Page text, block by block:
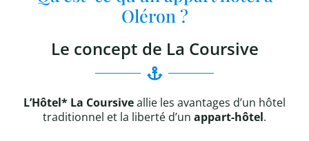
Oléron ?
Le concept de La Coursive
L’Hôtel* La Coursiveallie les avantages d’un hôtel
traditionnel et la liberté d’un appart-hôtel.